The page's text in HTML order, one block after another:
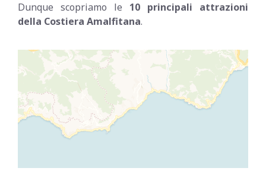
Dunque scopriamo le 10 principali attrazioni
della Costiera Amalfitana.